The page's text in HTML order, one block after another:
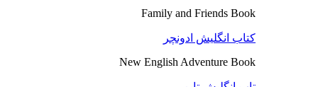
Family and Friends Book
کتاب انگلیش ادونچر
New English Adventure Book